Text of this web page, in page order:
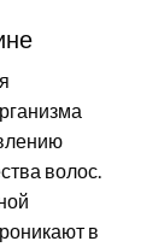
волос.
в